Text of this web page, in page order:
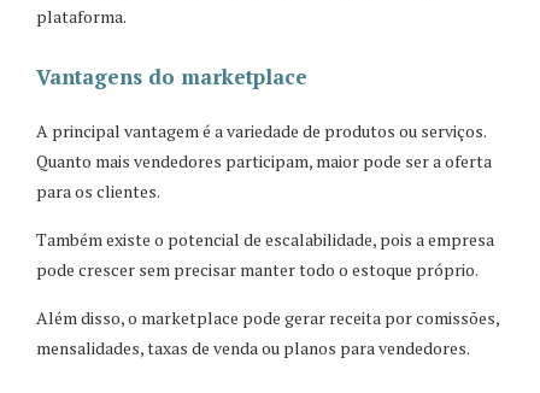
plataforma.
Vantagens do marketplace
A principal vantagem é a variedade de produtos ou serviços.
Quanto mais vendedores participam, maior pode ser a oferta
para os clientes.
Também existe o potencial de escalabilidade, pois a empresa
pode crescer sem precisar manter todo o estoque próprio.
Além disso, o marketplace pode gerar receita por comissões,
mensalidades, taxas de venda ou planos para vendedores.